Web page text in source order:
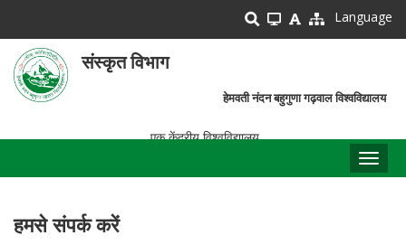
main
content
Language
संस्कृत विभाग
हेमवती नंदन बहुगुणा गढ़वाल विश्वविद्यालय
एक केंद्रीय विश्वविद्यालय
हमसे संपर्क करें